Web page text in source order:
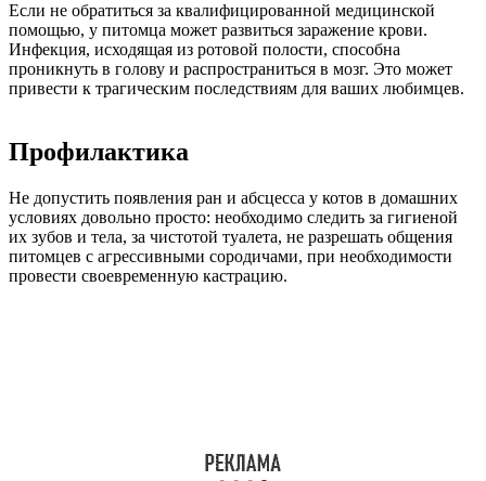
Если не обратиться за квалифицированной медицинской
помощью, у питомца может развиться заражение крови.
Инфекция, исходящая из ротовой полости, способна
проникнуть в голову и распространиться в мозг. Это может
привести к трагическим последствиям для ваших любимцев.
Профилактика
Не допустить появления ран и абсцесса у котов в домашних
условиях довольно просто: необходимо следить за гигиеной
их зубов и тела, за чистотой туалета, не разрешать общения
питомцев с агрессивными сородичами, при необходимости
провести своевременную кастрацию.